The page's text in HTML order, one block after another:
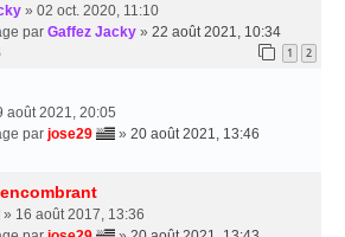
» 02 oct. 2020, 11:10
par Gaffez Jacky » 22 août 2021, 10:34
1 2
août 2021, 20:05
par jose29 » 20 août 2021, 13:46
» 16 août 2017, 13:36